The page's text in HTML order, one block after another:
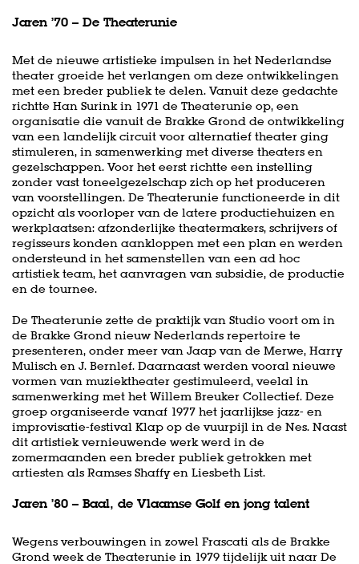
Jaren ’70 – De Theaterunie
Met de nieuwe artistieke impulsen in het Nederlandse
theater groeide het verlangen om deze ontwikkelingen
met een breder publiek te delen. Vanuit deze gedachte
richtte Han Surink in 1971 de Theaterunie op, een
organisatie die vanuit de Brakke Grond de ontwikkeling
van een landelijk circuit voor alternatief theater ging
stimuleren, in samenwerking met diverse theaters en
gezelschappen. Voor het eerst richtte een instelling
zonder vast toneelgezelschap zich op het produceren
van voorstellingen. De Theaterunie functioneerde in dit
opzicht als voorloper van de latere productiehuizen en
werkplaatsen: afzonderlijke theatermakers, schrijvers of
regisseurs konden aankloppen met een plan en werden
ondersteund in het samenstellen van een ad hoc
artistiek team, het aanvragen van subsidie, de productie
en de tournee.
De Theaterunie zette de praktijk van Studio voort om in
de Brakke Grond nieuw Nederlands repertoire te
presenteren, onder meer van Jaap van de Merwe, Harry
Mulisch en J. Bernlef. Daarnaast werden vooral nieuwe
vormen van muziektheater gestimuleerd, veelal in
samenwerking met het Willem Breuker Collectief. Deze
groep organiseerde vanaf 1977 het jaarlijkse jazz- en
improvisatie-festival Klap op de vuurpijl in de Nes. Naast
dit artistiek vernieuwende werk werd in de
zomermaanden een breder publiek getrokken met
artiesten als Ramses Shaffy en Liesbeth List.
Jaren ’80 – Baal, de Vlaamse Golf en jong talent
Wegens verbouwingen in zowel Frascati als de Brakke
Grond week de Theaterunie in 1979 tijdelijk uit naar De